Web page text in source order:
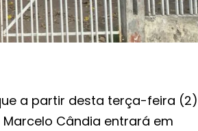
a partir desta terça-feira (2)
Marcelo Cândia entrará em